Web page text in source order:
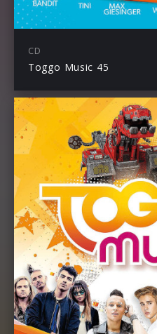
CD
Toggo Music 45